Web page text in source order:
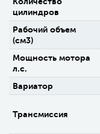
цилиндров
Рабочий объем
(см3)
Мощность мотора
л.с.
Вариатор
Трансмиссия